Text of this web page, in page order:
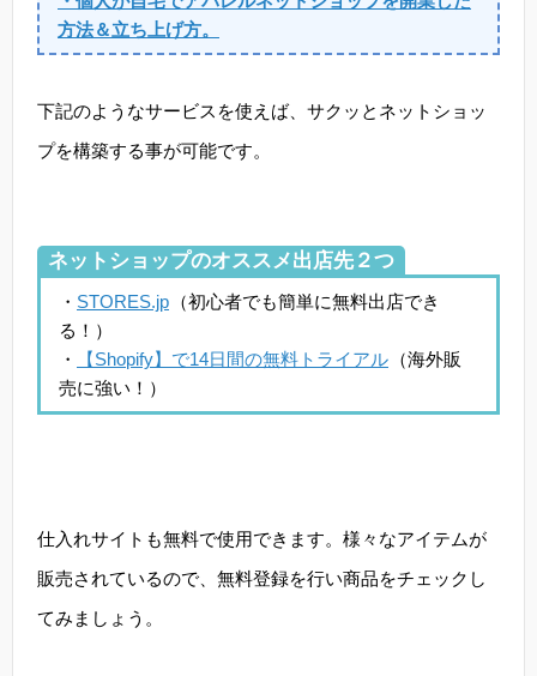
方法＆立ち上げ方。
下記のようなサービスを使えば、サクッとネットショッ
プを構築する事が可能です。
ネットショップのオススメ出店先２つ
・ STORES.jp （初心者でも簡単に無料出店でき
る！）
・
【Shopify】で14日間の無料トライアル （海外販
売に強い！）
仕入れサイトも無料で使用できます。様々なアイテムが
販売されているので、無料登録を行い商品をチェックし
てみましょう。